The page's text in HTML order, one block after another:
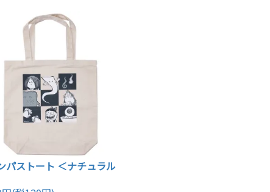
パストート ＜ナチュラル